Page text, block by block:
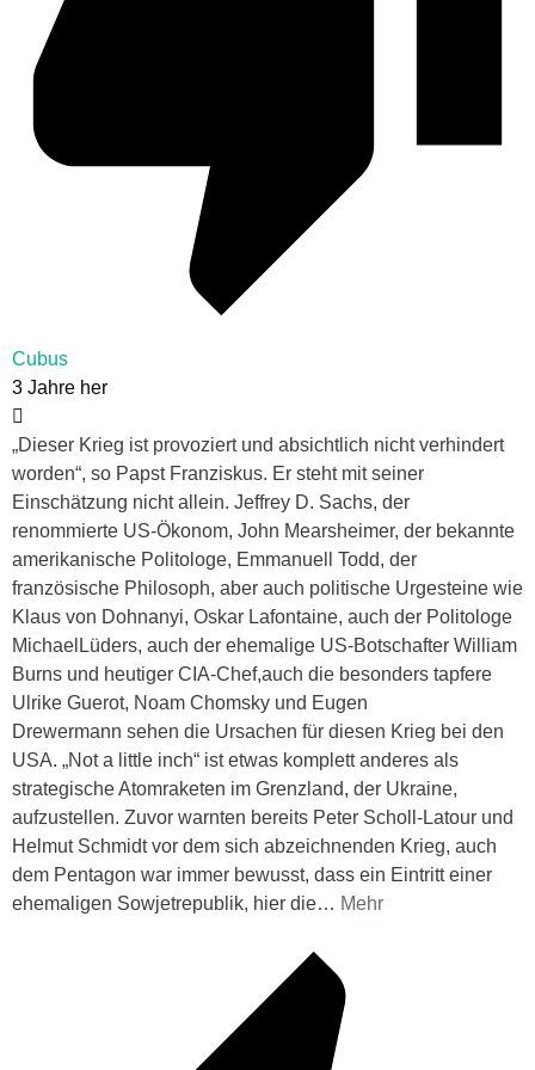
Cubus
3 Jahre her
„Dieser Krieg ist provoziert und absichtlich nicht verhindert
worden“, so Papst Franziskus. Er steht mit seiner
Einschätzung nicht allein. Jeffrey D. Sachs, der
renommierte US-Ökonom, John Mearsheimer, der bekannte
amerikanische Politologe, Emmanuell Todd, der
französische Philosoph, aber auch politische Urgesteine wie
Klaus von Dohnanyi, Oskar Lafontaine, auch der Politologe
MichaelLüders, auch der ehemalige US-Botschafter William
Burns und heutiger CIA-Chef,auch die besonders tapfere
Ulrike Guerot, Noam Chomsky und Eugen
Drewermann sehen die Ursachen für diesen Krieg bei den
USA. „Not a little inch“ ist etwas komplett anderes als
strategische Atomraketen im Grenzland, der Ukraine,
aufzustellen. Zuvor warnten bereits Peter Scholl-Latour und
Helmut Schmidt vor dem sich abzeichnenden Krieg, auch
dem Pentagon war immer bewusst, dass ein Eintritt einer
ehemaligen Sowjetrepublik, hier die… Mehr